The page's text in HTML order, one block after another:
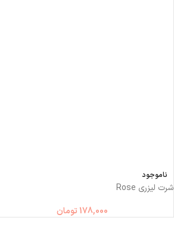
ناموجود
شرت لیزری Rose
178,000 تومان